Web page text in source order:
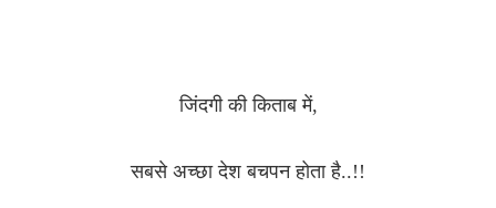
जिंदगी की किताब में,
सबसे अच्छा देश बचपन होता है..!!